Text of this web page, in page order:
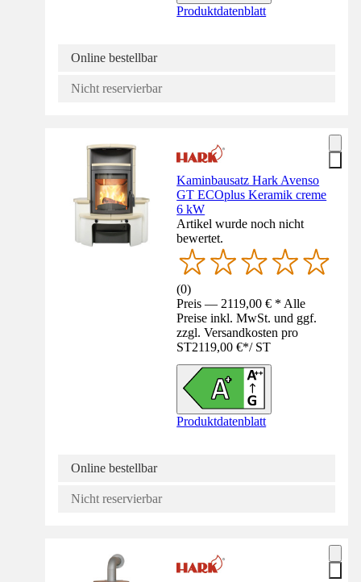
Produktdatenblatt
Online bestellbar
Nicht reservierbar
Kaminbausatz Hark Avenso
GT ECOplus Keramik creme
6 kW
Artikel wurde noch nicht
bewertet.
(0)
Preis — 2119,00 € * Alle
Preise inkl. MwSt. und ggf.
zzgl. Versandkosten pro
ST2119,00 €*/ ST
Produktdatenblatt
Online bestellbar
Nicht reservierbar